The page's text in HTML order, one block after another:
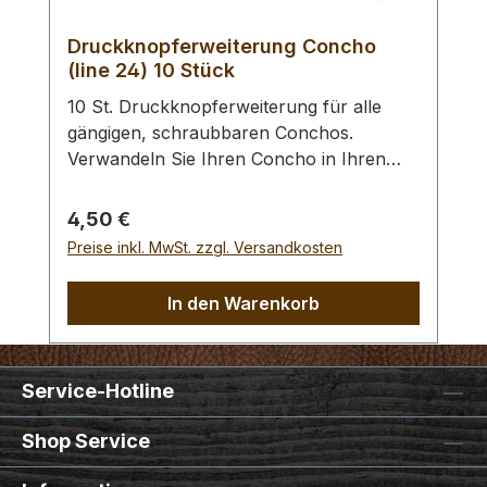
Druckknopferweiterung Concho
(line 24) 10 Stück
10 St. Druckknopferweiterung für alle
gängigen, schraubbaren Conchos.
Verwandeln Sie Ihren Concho in Ihren
Vernietens des Druckknopfoberteils wird
dieser in den Concho geschraubt. Des
Weiteren benötigen Sie ein Druckknopf -
Druckknopf - Einsetzwerkzeug (gross)
zur Befestigung des Druckknopfunterteils.
Für das Einsetzen in (sehr) dünne Leder
benötigen Sie evtl. unsere Lederscheiben
zum Unterlegen.
Regulärer Preis:
4,50 €
Preise inkl. MwSt. zzgl. Versandkosten
In den Warenkorb
Service-Hotline
Shop Service